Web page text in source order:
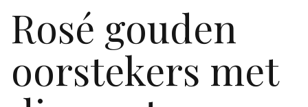
Rosé gouden
oorstekers met